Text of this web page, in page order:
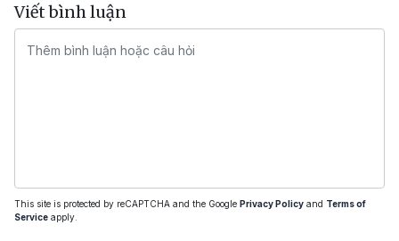
Viết bình luận
This site is protected by reCAPTCHA and the Google Privacy Policy and Terms of
Service apply.